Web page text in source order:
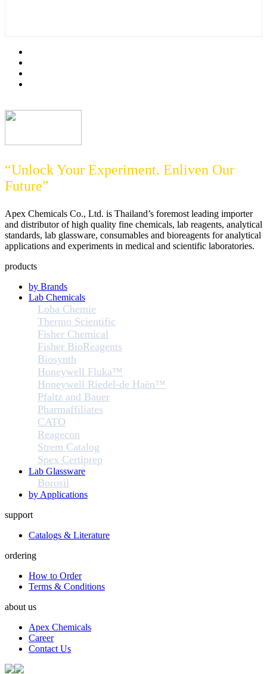
“Unlock Your Experiment. Enliven Our
Future”
Apex Chemicals Co., Ltd. is Thailand’s foremost leading importer
and distributor of high quality fine chemicals, lab reagents, analytical
standards, lab glassware, consumables and bioreagents for analytical
applications and experiments in medical and scientific laboratories.
products
by Brands
Lab Chemicals
Loba Chemie
Thermo Scientific
Fisher Chemical
Fisher BioReagents
Biosynth
Honeywell Fluka™
Honeywell Riedel-de Haën™
Pfaltz and Bauer
Pharmaffiliates
CATO
Reagecon
Strem Catalog
Spex Certiprep
Lab Glassware
Borosil
by Applications
support
Catalogs & Literature
ordering
How to Order
Terms & Conditions
about us
Apex Chemicals
Career
Contact Us